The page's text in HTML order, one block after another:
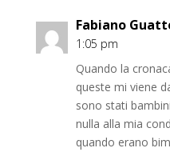
Fabiano
1:05 pm
Quando la
queste mi viene
sono stati
nulla alla mia
quando erano